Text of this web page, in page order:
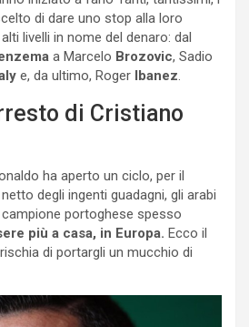
di dare uno stop alla loro
livelli in nome del denaro: dal
a Marcelo Brozovic, Sadio
e, da ultimo, Roger Ibanez.
di Cristiano
ha aperto un ciclo, per il
degli ingenti guadagni, gli arabi
portoghese spesso
più a casa, in Europa. Ecco il
di portargli un mucchio di